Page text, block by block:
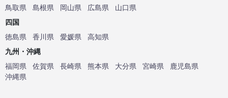
鳥取県
島根県 岡山県 広島県
山口県
四国
徳島県
香川県 愛媛県
高知県
九州・沖縄
福岡県
佐賀県 長崎県 熊本県 大分県 宮崎県
鹿児島県
沖縄県